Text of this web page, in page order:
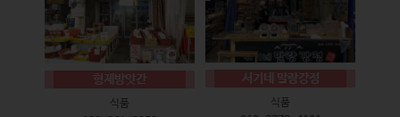
형제방앗간
식품
서기네 말랑강정
식품